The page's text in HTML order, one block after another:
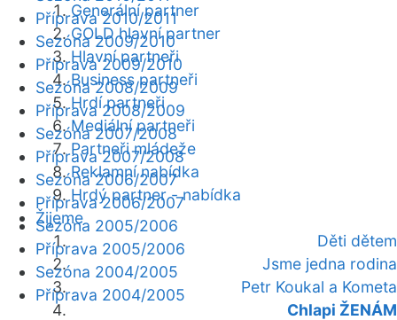
Generální partner
GOLD hlavní partner
Hlavní partneři
Business partneři
Hrdí partneři
Mediální partneři
Partneři mládeže
Reklamní nabídka
Hrdý partner - nabídka
Žijeme
Děti dětem
Jsme jedna rodina
Petr Koukal a Kometa
Chlapi ŽENÁM
Příprava 2010/2011
Sezóna 2009/2010
Příprava 2009/2010
Sezóna 2008/2009
Příprava 2008/2009
Sezóna 2007/2008
Příprava 2007/2008
Sezóna 2006/2007
Příprava 2006/2007
Sezóna 2005/2006
Příprava 2005/2006
Sezóna 2004/2005
Příprava 2004/2005